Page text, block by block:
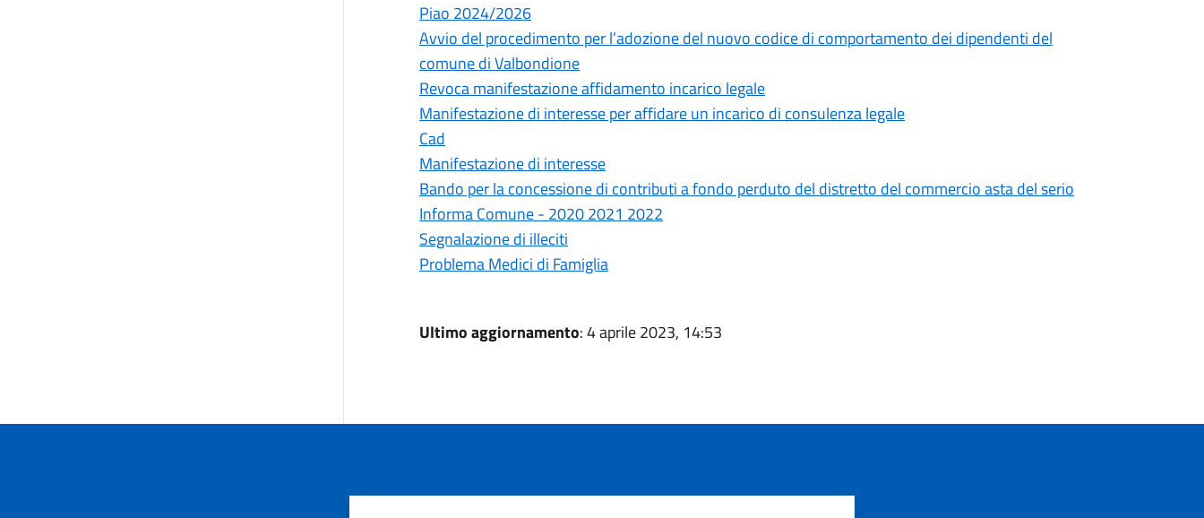
Piao 2024/2026
Avvio del procedimento per l’adozione del nuovo codice di comportamento dei dipendenti del
comune di Valbondione
Revoca manifestazione affidamento incarico legale
Manifestazione di interesse per affidare un incarico di consulenza legale
Cad
Manifestazione di interesse
Bando per la concessione di contributi a fondo perduto del distretto del commercio asta del serio
Informa Comune - 2020 2021 2022
Segnalazione di illeciti
Problema Medici di Famiglia
Ultimo aggiornamento: 4 aprile 2023, 14:53